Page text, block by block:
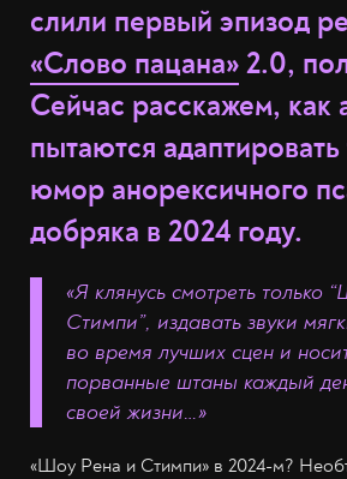
слили первый эпизод
«Слово пацана»2.0,
Сейчас расскажем, как
пытаются
юмор анорексичного
добряка в 2024 году.
«Я клянусь смотреть только
Стимпи”, издавать звуки
во время лучших сцен и
порванные штаны каждый
своей жизни…»
«Шоу Рена и Стимпи» в 2024-м?